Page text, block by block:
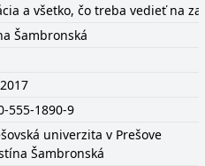
a všetko, čo treba vedieť na
Šambronská
555-1890-9
univerzita v Prešove
Šambronská